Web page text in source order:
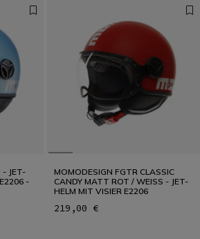
sich weiter. Auch in der Stadt.
- JET-
-
MOMODESIGN FGTR CLASSIC
CANDY MATT ROT / WEISS - JET-
HELM MIT VISIER E2206
219,00 €